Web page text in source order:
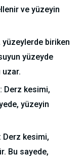
ve yüzeyin
biriken
yüzeyde
Derz kesimi,
yüzeyin
Derz kesimi,
Bu sayede,